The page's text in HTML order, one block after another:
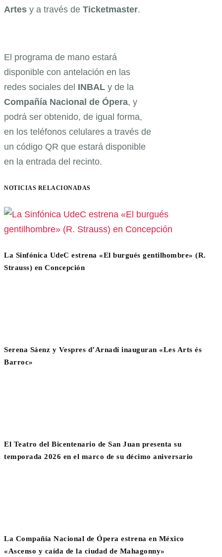
Artes y a través de Ticketmaster.
El programa de mano estará
disponible con antelación en las
redes sociales del INBAL y de la
Compañía Nacional de Ópera, y
podrá ser obtenido, de igual forma,
en los teléfonos celulares a través de
un código QR que estará disponible
en la entrada del recinto.
NOTICIAS RELACIONADAS
La Sinfónica UdeC estrena «El burgués gentilhombre» (R.
Strauss) en Concepción
Serena Sáenz y Vespres d’Arnadí inauguran «Les Arts és
Barroc»
El Teatro del Bicentenario de San Juan presenta su
temporada 2026 en el marco de su décimo aniversario
La Compañía Nacional de Ópera estrena en México
«Ascenso y caída de la ciudad de Mahagonny»